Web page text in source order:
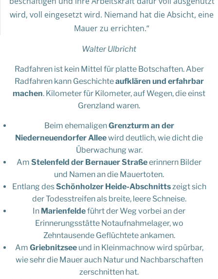
wird, voll eingesetzt wird. Niemand hat die Absicht, eine
Mauer zu errichten.“
Walter Ulbricht
Radfahren ist kein Mittel für platte Botschaften. Aber
Radfahren kann Geschichteaufklären und erfahrbar
machen. Kilometer für Kilometer, auf Wegen, die einst
Grenzland waren.
Beim ehemaligenGrenzturm an der
Niederneuendorfer Alleewird deutlich, wie dicht die
Überwachung war.
Am Stelenfeld der Bernauer Straßeerinnern Bilder
und Namen an die Mauertoten.
Entlang desSchönholzer Heide-Abschnittszeigt sich
der Todesstreifen als breite, leere Schneise.
In Marienfeldeführt der Weg vorbei an der
Erinnerungsstätte Notaufnahmelager, wo
Zehntausende Geflüchtete ankamen.
Am Griebnitzseeund in Kleinmachnow wird spürbar,
wie sehr die Mauer auch Natur und Nachbarschaften
zerschnitten hat.